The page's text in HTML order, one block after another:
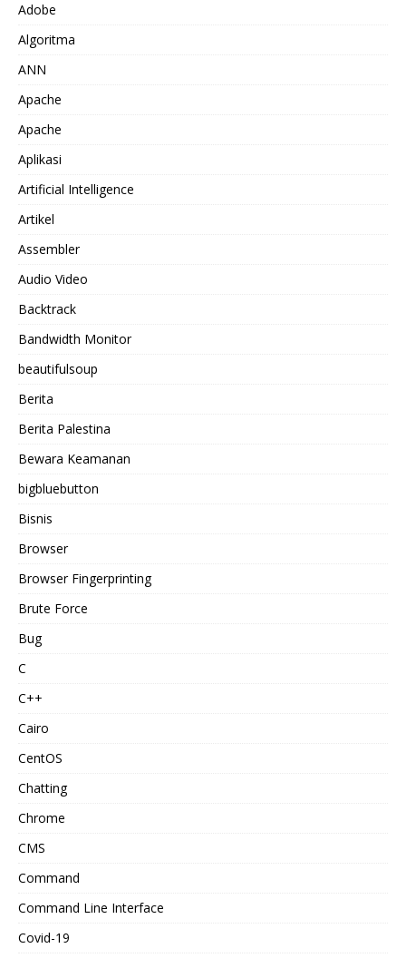
Adobe
Algoritma
ANN
Apache
Apache
Aplikasi
Artificial Intelligence
Artikel
Assembler
Audio Video
Backtrack
Bandwidth Monitor
beautifulsoup
Berita
Berita Palestina
Bewara Keamanan
bigbluebutton
Bisnis
Browser
Browser Fingerprinting
Brute Force
Bug
C
C++
Cairo
CentOS
Chatting
Chrome
CMS
Command
Command Line Interface
Covid-19